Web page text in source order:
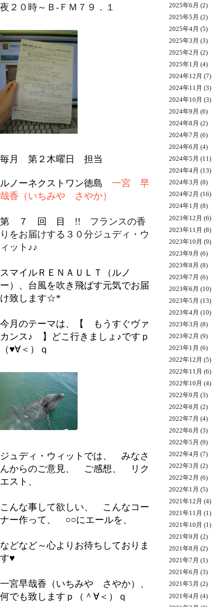
夜２０時～Ｂ-ＦＭ７９．１
毎月 第２木曜日 担当
ルノーネクストワン徳島 一宮 早
哉香（いちみや さやか）
第 ７ 回 目 !! フランスの香
りをお届けする３０分ジュディ・ウ
ィット ♪♪
スマイルＲＥＮＡＵＬＴ（ルノ
ー）、台風を吹き飛ばす元気でお届
け致します☆*
今月のテーマは、【 もうすぐヴァ
カンス♪ 】どこ行きましょ♪ですｐ
（♥∀＜）ｑ
ジュディ・ウィットでは、 みなさ
んからのご意見、 ご感想、 リク
エスト、
こんな事して欲しい、 こんなコー
ナー作って、 ○○にエールを、
などなど～心よりお待ちしておりま
す♥
一宮早哉香（いちみや さやか）、
何でも致しますｐ（＾∀＜）ｑ
2025年6月 (2)
2025年5月 (2)
2025年4月 (5)
2025年3月 (3)
2025年2月 (2)
2025年1月 (4)
2024年12月 (7)
2024年11月 (3)
2024年10月 (3)
2024年9月 (6)
2024年8月 (2)
2024年7月 (6)
2024年6月 (4)
2024年5月 (11)
2024年4月 (13)
2024年3月 (8)
2024年2月 (16)
2024年1月 (8)
2023年12月 (6)
2023年11月 (8)
2023年10月 (9)
2023年9月 (6)
2023年8月 (8)
2023年7月 (6)
2023年6月 (10)
2023年5月 (13)
2023年4月 (10)
2023年3月 (8)
2023年2月 (9)
2023年1月 (6)
2022年12月 (5)
2022年11月 (6)
2022年10月 (4)
2022年9月 (3)
2022年8月 (2)
2022年7月 (4)
2022年6月 (3)
2022年5月 (9)
2022年4月 (7)
2022年3月 (2)
2022年2月 (6)
2022年1月 (5)
2021年12月 (4)
2021年11月 (1)
2021年10月 (1)
2021年9月 (2)
2021年8月 (2)
2021年7月 (1)
2021年6月 (3)
2021年5月 (2)
2021年4月 (4)